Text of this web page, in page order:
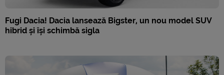
Fugi Dacia! Dacia lansează Bigster, un nou model SUV
hibrid și își schimbă sigla